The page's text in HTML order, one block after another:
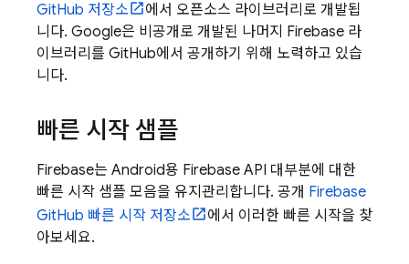
GitHub 저장소
에서 오픈소스 라이브러리로 개발됩
니다. Google은 비공개로 개발된 나머지 Firebase 라
이브러리를 GitHub에서 공개하기 위해 노력하고 있습
니다.
빠른 시작 샘플
Firebase는 Android용 Firebase API 대부분에 대한
빠른 시작 샘플 모음을 유지관리합니다. 공개 Firebase
GitHub 빠른 시작 저장소
에서 이러한 빠른 시작을 찾
아보세요.